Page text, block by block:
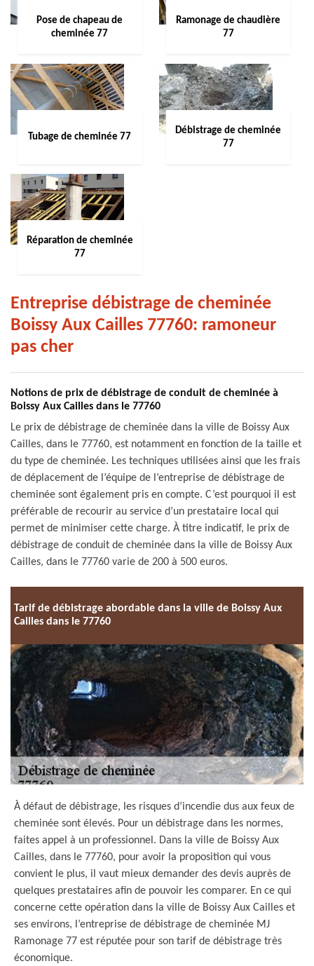
Pose de chapeau de
cheminée 77
Ramonage de chaudière
77
Tubage de cheminée 77
Débistrage de cheminée
77
Réparation de cheminée
77
Entreprise débistrage de cheminée
Boissy Aux Cailles 77760: ramoneur
pas cher
Notions de prix de débistrage de conduit de cheminée à
Boissy Aux Cailles dans le 77760
Le prix de débistrage de cheminée dans la ville de Boissy Aux
Cailles, dans le 77760, est notamment en fonction de la taille et
du type de cheminée. Les techniques utilisées ainsi que les frais
de déplacement de l’équipe de l’entreprise de débistrage de
cheminée sont également pris en compte. C’est pourquoi il est
préférable de recourir au service d’un prestataire local qui
permet de minimiser cette charge. À titre indicatif, le prix de
débistrage de conduit de cheminée dans la ville de Boissy Aux
Cailles, dans le 77760 varie de 200 à 500 euros.
Tarif de débistrage abordable dans la ville de Boissy Aux
Cailles dans le 77760
À défaut de débistrage, les risques d’incendie dus aux feux de
cheminée sont élevés. Pour un débistrage dans les normes,
faites appel à un professionnel. Dans la ville de Boissy Aux
Cailles, dans le 77760, pour avoir la proposition qui vous
convient le plus, il vaut mieux demander des devis auprès de
quelques prestataires afin de pouvoir les comparer. En ce qui
concerne cette opération dans la ville de Boissy Aux Cailles et
ses environs, l’entreprise de débistrage de cheminée MJ
Ramonage 77 est réputée pour son tarif de débistrage très
économique.